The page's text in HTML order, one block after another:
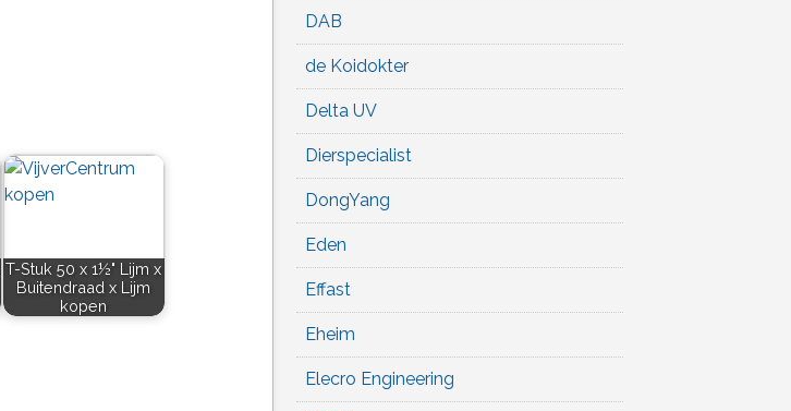
T-Stuk 50 x 1½" Lijm x
Buitendraad x Lijm
kopen
DAB
de Koidokter
Delta UV
Dierspecialist
DongYang
Eden
Effast
Eheim
Elecro Engineering